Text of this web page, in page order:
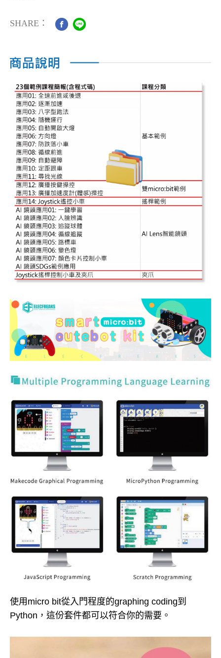
SHARE：
使用micro bit從入門程度的graphing coding到
Python，這份套件都可以符合你的需要。